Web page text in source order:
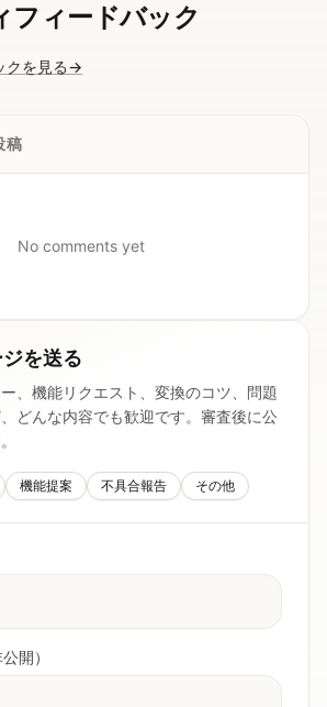
フィードバック
クを見る→
稿
No comments yet
を送る
、機能リクエスト、変換のコツ、問題
どんな内容でも歓迎です。審査後に公
機能提案 不具合報告 その他
開）